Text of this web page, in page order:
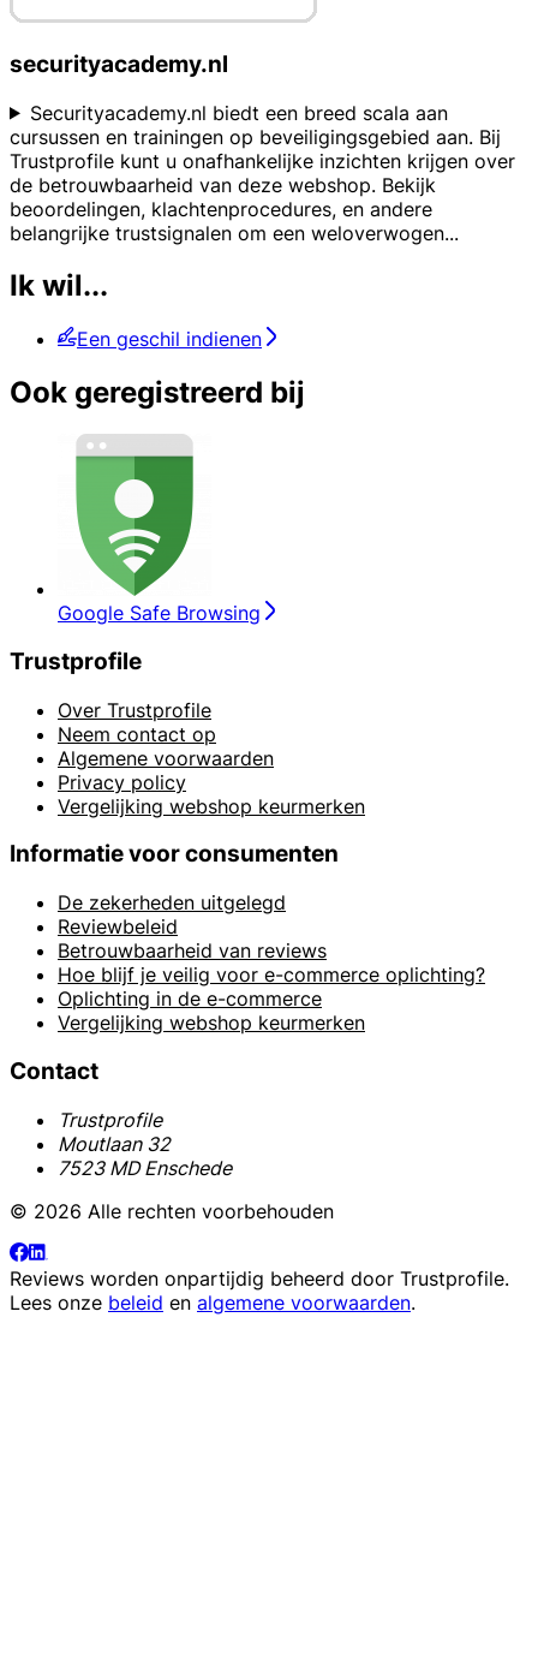
securityacademy.nl
Securityacademy.nl biedt een breed scala aan
cursussen en trainingen op beveiligingsgebied aan. Bij
Trustprofile kunt u onafhankelijke inzichten krijgen over
de betrouwbaarheid van deze webshop. Bekijk
beoordelingen, klachtenprocedures, en andere
belangrijke trustsignalen om een weloverwogen...
Ik wil...
Een geschil indienen
Ook geregistreerd bij
Google Safe Browsing
Trustprofile
Over Trustprofile
Neem contact op
Algemene voorwaarden
Privacy policy
Vergelijking webshop keurmerken
Informatie voor consumenten
De zekerheden uitgelegd
Reviewbeleid
Betrouwbaarheid van reviews
Hoe blijf je veilig voor e-commerce oplichting?
Oplichting in de e-commerce
Vergelijking webshop keurmerken
Contact
Trustprofile
Moutlaan 32
7523 MD Enschede
© 2026 Alle rechten voorbehouden
Reviews worden onpartijdig beheerd door Trustprofile.
Lees onze beleid en algemene voorwaarden.